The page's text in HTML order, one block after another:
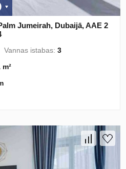
Jumeirah, Dubaijā, AAE 2
Vannas istabas:3
m²